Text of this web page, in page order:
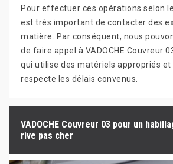
Pour effectuer ces opérations selon
est très important de contacter des
matière. Par conséquent, nous
de faire appel à VADOCHE Couvreur
qui utilise des matériels appropriés et
respecte les délais convenus.
VADOCHE Couvreur 03 pour un
rive pas cher